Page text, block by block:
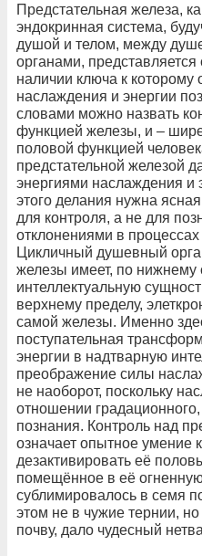
Предстательная железа,
эндокринная система,
душой и телом, между
органами,
наличии ключа к которому
наслаждения и энергии
словами можно назвать
функцией железы, и –
половой функцией
предстательной железой
энергиями наслаждения и
этого делания нужна
для контроля, а не для
отклонениями в
Цикличный душевный
железы имеет, по нижнему
интеллектуальную
верхнему пределу,
самой железы. Именно
поступательная
энергии в надтварную
преображение силы
не наоборот, поскольку
отношении
познания. Контроль над
означает опытное умение
дезактивировать её
помещённое в её
сублимировалось в семя
этом не в чужие тернии,
почву, дало чудесный